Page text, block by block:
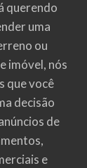
querendo
uma
ou
imóvel, nós
que você
decisão
de
e